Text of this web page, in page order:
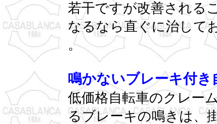
若干ですが改善される
なるなら直ぐに治して
。
鳴かないブレーキ付
低価格自転車のクレー
るブレーキの鳴きは、